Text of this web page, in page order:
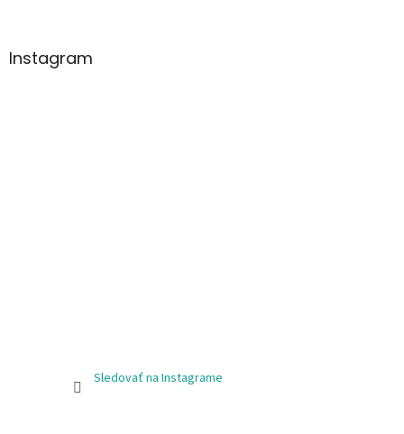
Instagram
Sledovať na Instagrame